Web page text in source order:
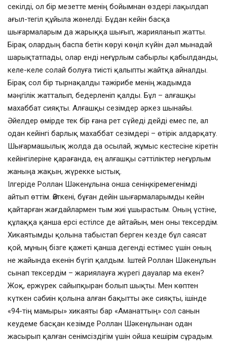
секілді, ол бір мезетте менің бойымнан өздері лақылдап
ағыл-тегіл құйыла жөнелді. Бұдан кейін басқа
шығармаларым да жарыққа шығып, жарияланып жатты.
Бірақ олардың баспа бетін көруі көңіл күйін дәл мынадай
шарықтатпады, олар енді неғұрлым сабырлы қабылданды,
келе-келе солай болуға тиісті қалыпты жайтқа айналды.
Бірақ сол бір тырнақалды тәжірибе менің жадымда
мәңгілік жатталып, бедерленіп қалды. Бұл – алғашқы
махаббат сияқты. Алғашқы сезімдер әркез шынайы.
Әйелдер өмірде тек бір ғана рет сүйеді дейді емес пе, ал
одан кейінгі барлық махаббат сезімдері – өтірік алдарқату.
Шығармашылық жолда да осылай, жұмыс кестесіне кіретін
кейінгілеріне қарағанда, ең алғашқы сәттіліктер неғұрлым
жаныңа жақын, жүрекке ыстық.
Ілгеріде Роллан Шәкенұлына онша сеніңкіремегенімді
айтып өттім. Өйткені, бұған дейін шығармаларымды кейін
қайтарған жағдайлармен тым жиі ұшырастым. Оның үстіне,
құлаққа қанша ерсі естілсе де айтайын, мен оны тексердім.
Хикаятымды қолына табыстап берген кезде бұл саясат
қой, мұның бізге қажеті қанша дегенді естімес үшін оның
не жайында екенін бүгіп қалдым. Іштей Роллан Шәкенұлын
сынап тексердім – жариялауға жүрегі дауалар ма екен?
Жоқ, ержүрек сайыпқыран болып шықты. Мен көптен
күткен сәбиін қолына алған бақытты әке сияқты, ішінде
«94-тің мамыры» хикаяты бар «Аманаттың» сол санын
кеудеме басқан кезімде Роллан Шәкенұлынан одан
жасырып қалған сенімсіздігім үшін ойша кешірім сұрадым.